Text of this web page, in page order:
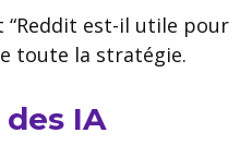
“Reddit est-il utile pour
toute la stratégie.
IA